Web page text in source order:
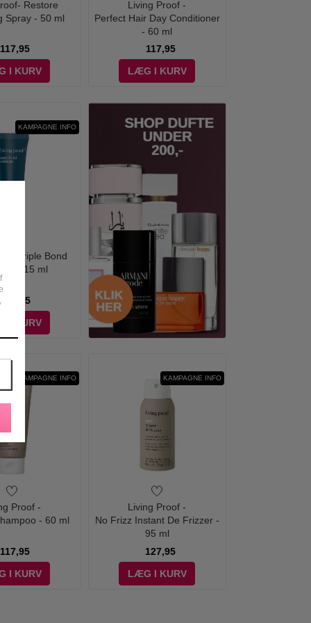
Restore
Spray - 50 ml
117,95
I KURV
Living Proof -
Perfect Hair Day Conditioner
- 60 ml
117,95
LÆG I KURV
KAMPAGNE INFO
- Triple Bond
- 15 ml
187,95
I KURV
KAMPAGNE INFO
Proof -
- 60 ml
117,95
I KURV
KAMPAGNE INFO
Living Proof -
No Frizz Instant De Frizzer -
95 ml
127,95
LÆG I KURV